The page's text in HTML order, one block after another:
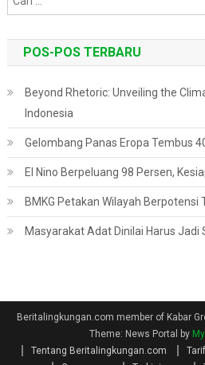
POS-POS TERBARU
Beyond Rhetoric: Unveiling the
Indonesia
Gelombang Panas Eropa Tembus
El Nino Berpeluang 98 Persen,
BMKG Petakan Wilayah Berpotensi
Masyarakat Adat Dinilai Harus Jadi
Beritalingkungan.com member of Kabar
Theme: News Portal by
Tentang Beritalingkungan.com